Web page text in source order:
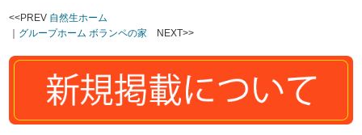
<<PREV 自然生ホーム
｜ グループホーム ボランペの家 NEXT>>